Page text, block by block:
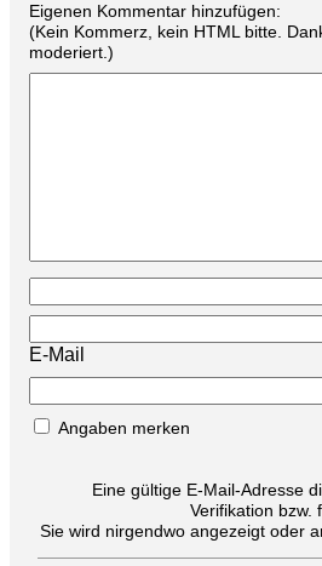
Eigenen Kommentar hinzufügen:
(Kein Kommerz, kein HTML bitte.
moderiert.)
E-Mail
Angaben merken
Eine gültige E-Mail-Adresse
Verifikation bzw.
Sie wird nirgendwo angezeigt oder